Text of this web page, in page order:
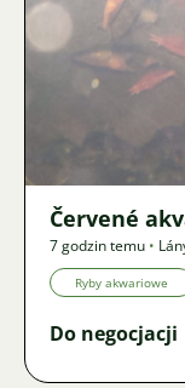
Červené
7 godzin temu •
Ryby akwariowe
Do negocjacji